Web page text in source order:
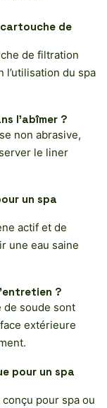
de
de filtration
l’utilisation du spa
l’abîmer ?
non abrasive,
le liner
un spa
actif et de
une eau saine
?
de soude sont
extérieure
pour un spa
pour spa ou